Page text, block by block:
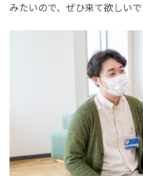
みたいので、ぜひ来て欲しいで